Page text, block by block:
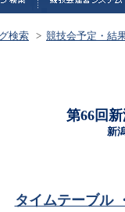
検索 > 競技会予定・結
第66回
新
タイムテーブル